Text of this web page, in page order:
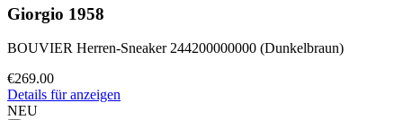
Giorgio 1958
BOUVIER Herren-Sneaker 244200000000 (Dunkelbraun)
€269.00
Details für anzeigen
NEU